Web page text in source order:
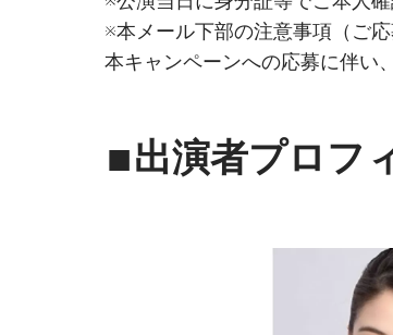
※本メール下部の注意事項（ご
本キャンペーンへの応募に伴い
■出演者プロフ